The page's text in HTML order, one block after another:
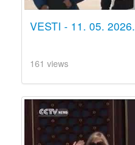
VESTI - 11. 05. 2026.
161 views